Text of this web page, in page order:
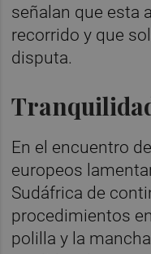
señalan que esta
recorrido y que
disputa.
En el encuentro
europeos
Sudáfrica de
procedimientos
polilla y la